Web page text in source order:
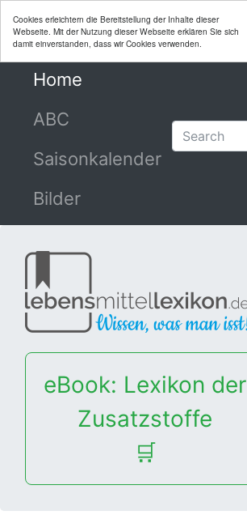
Cookies erleichtern die Bereitstellung der Inhalte dieser
Webseite. Mit der Nutzung dieser Webseite erklären Sie sich
damit einverstanden, dass wir Cookies verwenden.
Home
ABC
Saisonkalender
Bilder
eBook: Lexikon der
Zusatzstoffe
🛒